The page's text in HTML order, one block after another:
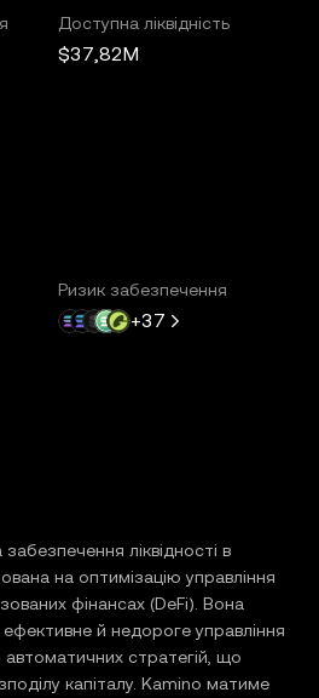
Доступна ліквідність
$37,82M
Ризик забезпечення
+37
ліквідності в
на оптимізацію управління
фінансах (DeFi). Вона
й недороге управління
стратегій, що
капіталу. Kamino матиме